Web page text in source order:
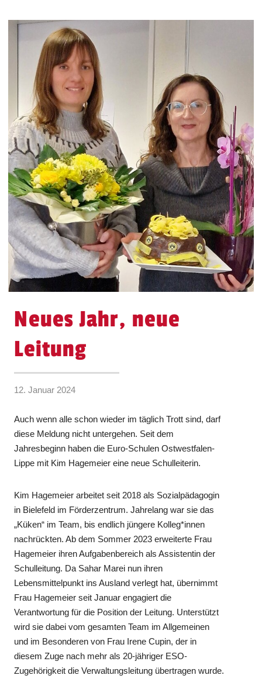
Neues Jahr, neue
Leitung
12. Januar 2024
Auch wenn alle schon wieder im täglich Trott sind, darf
diese Meldung nicht untergehen. Seit dem
Jahresbeginn haben die Euro-Schulen Ostwestfalen-
Lippe mit Kim Hagemeier eine neue Schulleiterin.
Kim Hagemeier arbeitet seit 2018 als Sozialpädagogin
in Bielefeld im Förderzentrum. Jahrelang war sie das
„Küken“ im Team, bis endlich jüngere Kolleg*innen
nachrückten. Ab dem Sommer 2023 erweiterte Frau
Hagemeier ihren Aufgabenbereich als Assistentin der
Schulleitung. Da Sahar Marei nun ihren
Lebensmittelpunkt ins Ausland verlegt hat, übernimmt
Frau Hagemeier seit Januar engagiert die
Verantwortung für die Position der Leitung. Unterstützt
wird sie dabei vom gesamten Team im Allgemeinen
und im Besonderen von Frau Irene Cupin, der in
diesem Zuge nach mehr als 20-jähriger ESO-
Zugehörigkeit die Verwaltungsleitung übertragen wurde.